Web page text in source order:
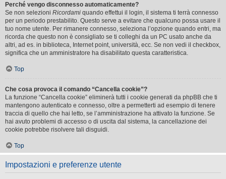
Perché vengo disconnesso automaticamente?
Se non selezioni Ricordami quando effettui il login, il sistema ti terrà connesso
per un periodo prestabilito. Questo serve a evitare che qualcuno possa usare il
tuo nome utente. Per rimanere connesso, seleziona l’opzione quando entri, ma
ricorda che questo non è consigliato se ti colleghi da un PC usato anche da
altri, ad es. in biblioteca, Internet point, università, ecc. Se non vedi il checkbox,
significa che un amministratore ha disabilitato questa caratteristica.
Top
Che cosa provoca il comando “Cancella cookie”?
La funzione “Cancella cookie” eliminerà tutti i cookie generati da phpBB che ti
mantengono autenticato e connesso, oltre a permetterti ad esempio di tenere
traccia di quello che hai letto, se l’amministrazione ha attivato la funzione. Se
hai avuto problemi di accesso o di uscita dal sistema, la cancellazione dei
cookie potrebbe risolvere tali disguidi.
Top
Impostazioni e preferenze utente